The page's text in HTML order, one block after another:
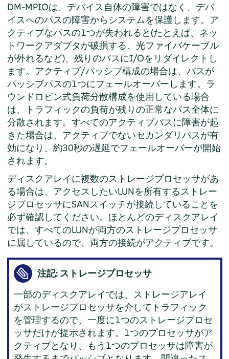
DM-MPIOは、デバイス自体の障害ではなく、デバ
イスへのパスの障害からシステムを保護します。ア
クティブなパスの1つが失われると(たとえば、ネッ
トワークアダプタが破損する、光ファイバケーブル
が外れるなど)、残りのパスにI/Oをリダイレクトし
ます。アクティブ/パッシブ構成の場合は、パスが
パッシブパスの1つにフェールオーバーします。ラ
ウンドロビン式負荷分散構成を使用している場合
は、トラフィックの負荷が残りの正常なパス全体に
分散されます。すべてのアクティブパスに障害が起
きた場合は、アクティブでないセカンダリパスが有
効になり、約30秒の遅延でフェールオーバーが開始
されます。
ディスクアレイに複数のストレージプロセッサがあ
る場合は、アクセスしたいLUNを所有するストレー
ジプロセッサにSANスイッチが接続していることを
必ず確認してください。ほとんどのディスクアレイ
では、すべてのLUNが両方のストレージプロセッサ
に属しているので、両方の接続がアクティブです。
注記: ストレージプロセッサ
一部のディスクアレイでは、ストレージアレイ
がストレージプロセッサを介してトラフィック
を管理するので、一度に1つのストレージプロセ
ッサだけが提示されます。1つのプロセッサがア
クティブとなり、もう1つのプロセッサは障害が